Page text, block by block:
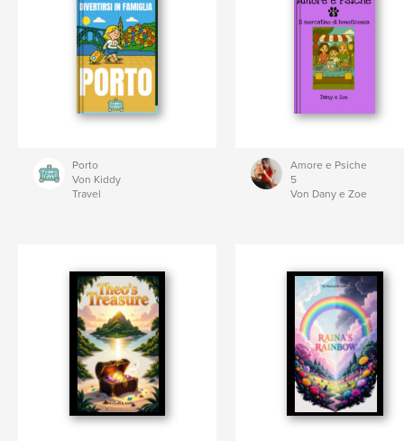
Porto
Von Kiddy
Travel
Amore e Psiche
5
Von Dany e Zoe